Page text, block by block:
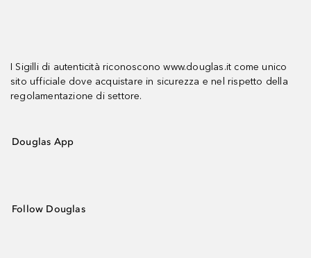
I Sigilli di autenticità riconoscono www.douglas.it come unico
sito ufficiale dove acquistare in sicurezza e nel rispetto della
regolamentazione di settore.
Douglas App
Follow Douglas